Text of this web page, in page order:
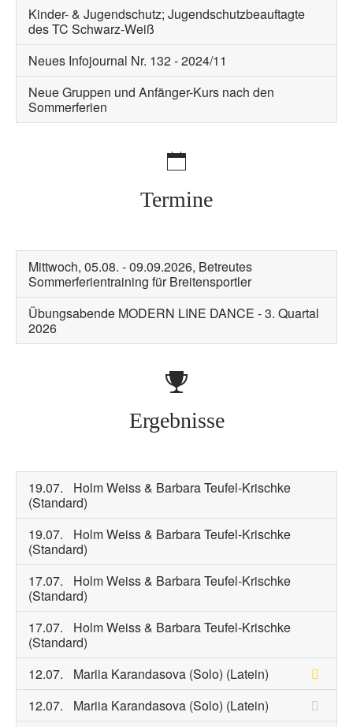
Kinder- & Jugendschutz; Jugendschutzbeauftagte
des TC Schwarz-Weiß
Neues Infojournal Nr. 132 - 2024/11
Neue Gruppen und Anfänger-Kurs nach den
Sommerferien
Termine
Mittwoch, 05.08. - 09.09.2026, Betreutes
Sommerferientraining für Breitensportler
Übungsabende MODERN LINE DANCE - 3. Quartal
2026
Ergebnisse
19.07.
Holm Weiss & Barbara Teufel-Krischke
(Standard)
19.07.
Holm Weiss & Barbara Teufel-Krischke
(Standard)
17.07.
Holm Weiss & Barbara Teufel-Krischke
(Standard)
17.07.
Holm Weiss & Barbara Teufel-Krischke
(Standard)
12.07.
Mariia Karandasova (Solo) (Latein)
12.07.
Mariia Karandasova (Solo) (Latein)